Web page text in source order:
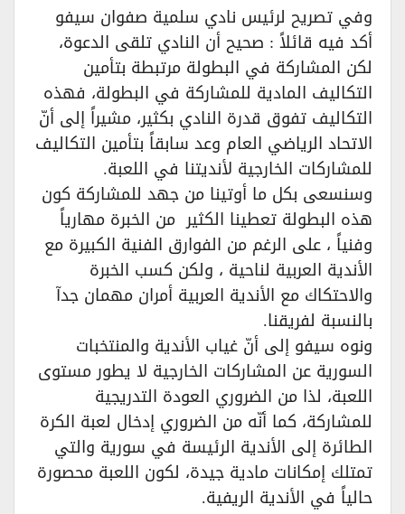
وفي تصريح لرئيس نادي سلمية صفوان سيفو
أكد فيه قائلاً : صحيح أن النادي تلقى الدعوة،
لكن المشاركة في البطولة مرتبطة بتأمين
التكاليف المادية للمشاركة في البطولة، فهذه
التكاليف تفوق قدرة النادي بكثير، مشيراً إلى أنّ
الاتحاد الرياضي العام وعد سابقاً بتأمين التكاليف
للمشاركات الخارجية لأنديتنا في اللعبة.
وسنسعى بكل ما أوتينا من جهد للمشاركة كون
هذه البطولة تعطينا الكثير من الخبرة مهارياً
وفنياً ، على الرغم من الفوارق الفنية الكبيرة مع
الأندية العربية لناحية ، ولكن كسب الخبرة
والاحتكاك مع الأندية العربية أمران مهمان جدآ
بالنسبة لفريقنا.
ونوه سيفو إلى أنّ غياب الأندية والمنتخبات
السورية عن المشاركات الخارجية لا يطور مستوى
اللعبة، لذا من الضروري العودة التدريجية
للمشاركة، كما أنّه من الضروري إدخال لعبة الكرة
الطائرة إلى الأندية الرئيسة في سورية والتي
تمتلك إمكانات مادية جيدة، لكون اللعبة محصورة
حالياً في الأندية الريفية.